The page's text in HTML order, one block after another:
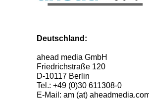
Deutschland:
ahead media GmbH
Friedrichstraße 120
D-10117 Berlin
Tel.: +49 (0)30 611308-0
E-Mail: am (at)